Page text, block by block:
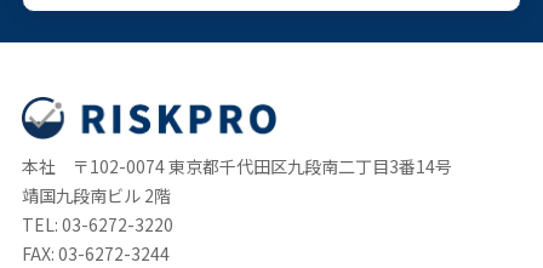
本社 〒102-0074 東京都千代田区九段南二丁目3番14号
靖国九段南ビル 2階
TEL: 03-6272-3220
FAX: 03-6272-3244